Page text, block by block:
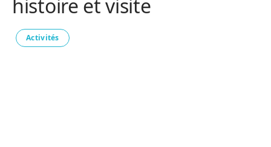
histoire et visite
Activités